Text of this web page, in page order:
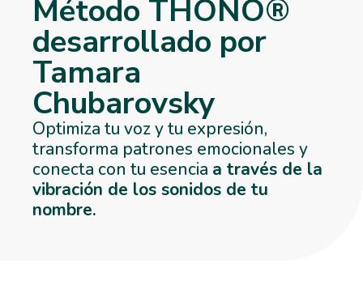
Método THONO®
desarrollado por
Tamara
Chubarovsky
Optimiza tu voz y tu expresión,
transforma patrones emocionales y
conecta con tu esencia a través de la
vibración de los sonidos de tu
nombre.